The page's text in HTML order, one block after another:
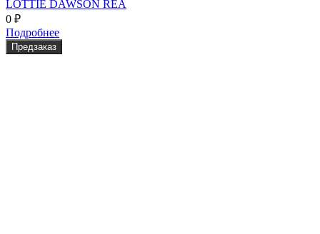
LOTTIE DAWSON REA
0 ₽
Подробнее
Предзаказ